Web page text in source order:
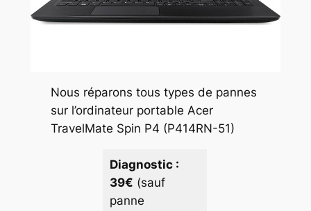
Nous réparons tous types de pannes
sur l’ordinateur portable Acer
TravelMate Spin P4 (P414RN-51)
Diagnostic :
39€ (sauf
panne